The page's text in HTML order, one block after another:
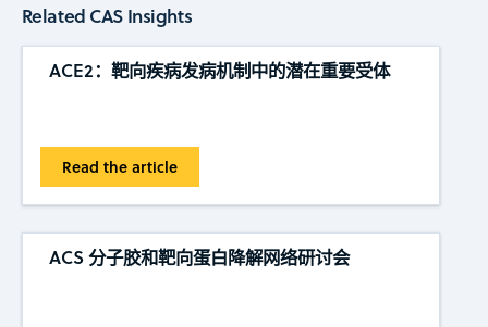
Related CAS Insights
ACE2：靶向疾病发病机制中的潜在重要受体
Read the article
ACS 分子胶和靶向蛋白降解网络研讨会